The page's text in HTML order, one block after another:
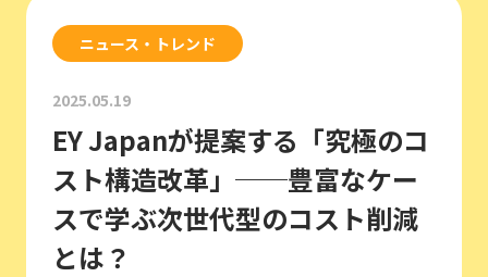
ニュース・トレンド
2025.05.19
EY Japanが提案する「究極のコ
スト構造改革」──豊富なケー
スで学ぶ次世代型のコスト削減
とは？